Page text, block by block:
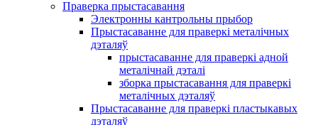
Праверка прыстасавання
Электронны кантрольны прыбор
Прыстасаванне для праверкі металічных
дэталяў
прыстасаванне для праверкі адной
металічнай дэталі
зборка прыстасавання для праверкі
металічных дэталяў
Прыстасаванне для праверкі пластыкавых
дэталяў